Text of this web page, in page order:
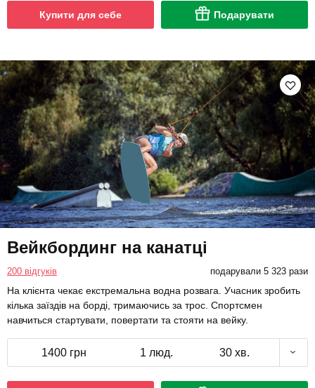
Купити для себе Подарувати
Вейкбординг на канатці
200 відгуків подарували 5 323 рази
На клієнта чекає екстремальна водна розвага. Учасник зробить
кілька заїздів на борді, тримаючись за трос. Спортсмен
навчиться стартувати, повертати та стояти на вейку.
1400 грн 1 люд. 30 хв.